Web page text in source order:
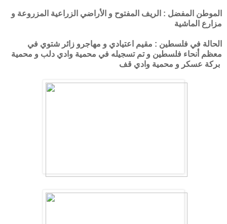
الموطن المفضل : الريف المفتوح و الأراضي الزراعية المزروعة و
مزارع الماشية
الحالة في فلسطين : مقيم اعتيادي و مهاجرو زائر شتوي في
معظم أنحاء فلسطين و تم تسجيله في محمية وادي دلب و محمية
بركة عسكر و محمية وادي قف